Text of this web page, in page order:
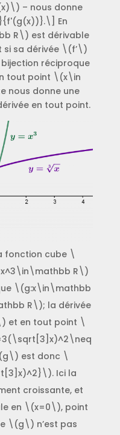
– nous donne
En
R\) est dérivable
si sa dérivée \(f’\)
bijection réciproque
tout point \(x\in
nous donne une
en tout point.
fonction cube \
R\)
\(g:x\in\mathbb
R\); la dérivée
en tout point \
est donc \
Ici la
croissante, et
en \(x=0\), point
\(g\) n’est pas